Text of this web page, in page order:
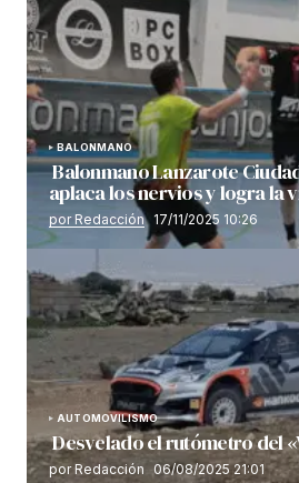
BALONMANO
Balonmano Lanzarote
aplaca los nervios y logra la
por Redacción 17/11/2025 10:26
AUTOMOVILISMO
Desvelado el rutómetro del
por Redacción 06/08/2025 21:01